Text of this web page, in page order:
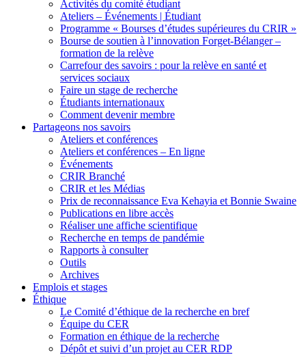
Activités du comité étudiant
Ateliers – Événements | Étudiant
Programme « Bourses d’études supérieures du CRIR »
Bourse de soutien à l’innovation Forget-Bélanger –
formation de la relève
Carrefour des savoirs : pour la relève en santé et
services sociaux
Faire un stage de recherche
Étudiants internationaux
Comment devenir membre
Partageons nos savoirs
Ateliers et conférences
Ateliers et conférences – En ligne
Événements
CRIR Branché
CRIR et les Médias
Prix de reconnaissance Eva Kehayia et Bonnie Swaine
Publications en libre accès
Réaliser une affiche scientifique
Recherche en temps de pandémie
Rapports à consulter
Outils
Archives
Emplois et stages
Éthique
Le Comité d’éthique de la recherche en bref
Équipe du CER
Formation en éthique de la recherche
Dépôt et suivi d’un projet au CER RDP